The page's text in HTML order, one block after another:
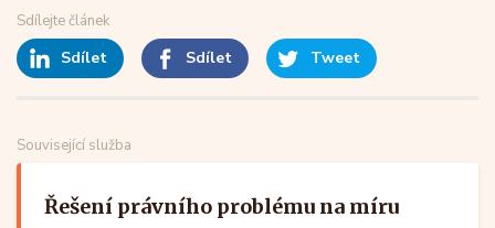
Sdílejte článek
Sdílet Sdílet Tweet
Související služba
Řešení právního problému na míru